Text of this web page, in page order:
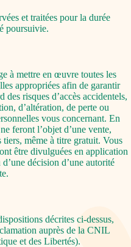
et traitées pour la durée
poursuivie.
à mettre en œuvre toutes les
appropriées afin de garantir
des risques d’accès accidentels,
d’altération, de perte ou
vous concernant. En
feront l’objet d’une vente,
tiers, même à titre gratuit. Vous
être divulguées en application
décision d’une autorité
décrites ci-dessus,
auprès de la CNIL
et des Libertés).